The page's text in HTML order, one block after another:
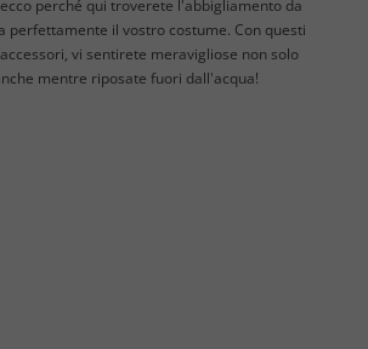
perché qui troverete l'abbigliamento da
perfettamente il vostro costume. Con questi
vi sentirete meravigliose non solo
mentre riposate fuori dall'acqua!